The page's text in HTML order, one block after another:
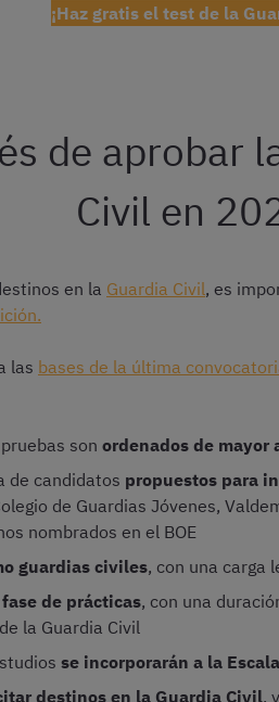
¡Haz gratis el test de la
de aprobar
Civil en
en la Guardia Civil, es
las bases de la última
son ordenados de mayor
de candidatos propuestos para
de Guardias Jóvenes,
nombrados en el BOE
guardias civiles, con una carga
fase de prácticas, con una
la Guardia Civil
se incorporarán a la
destinos en la Guardia Civil,